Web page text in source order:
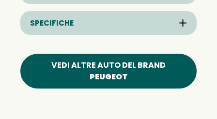
SPECIFICHE
VEDI ALTRE AUTO DEL BRAND
PEUGEOT